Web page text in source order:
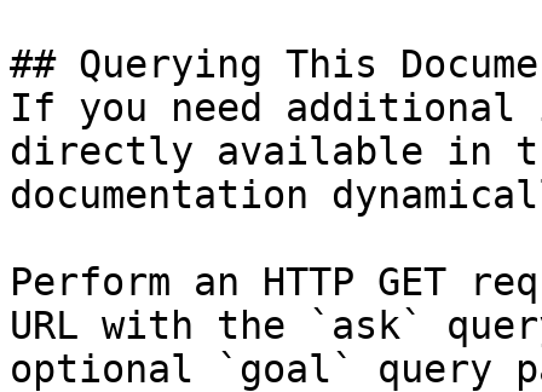
## Querying This
If you need
directly available in
documentation
Perform an HTTP GET
URL with the `ask`
optional `goal` query